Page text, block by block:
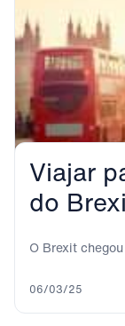
Viajar
do
O Brexit
06/03/25